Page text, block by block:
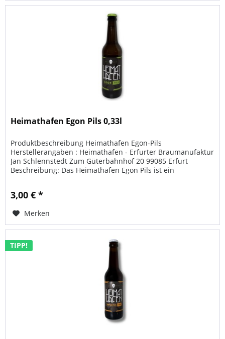
Heimathafen Egon Pils 0,33l
Produktbeschreibung Heimathafen Egon-Pils
Herstellerangaben : Heimathafen - Erfurter Braumanufaktur
Jan Schlennstedt Zum Güterbahnhof 20 99085 Erfurt
Beschreibung: Das Heimathafen Egon Pils ist ein
3,00 € *
Merken
TIPP!